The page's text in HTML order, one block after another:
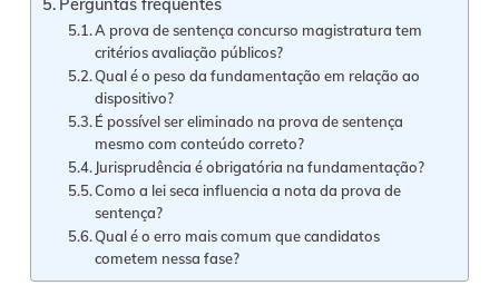
Perguntas frequentes
A prova de sentença concurso magistratura tem
critérios avaliação públicos?
Qual é o peso da fundamentação em relação ao
dispositivo?
É possível ser eliminado na prova de sentença
mesmo com conteúdo correto?
Jurisprudência é obrigatória na fundamentação?
Como a lei seca influencia a nota da prova de
sentença?
Qual é o erro mais comum que candidatos
cometem nessa fase?